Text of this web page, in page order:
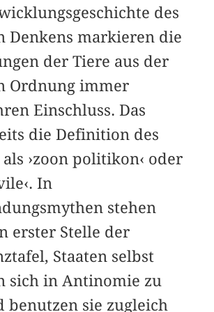
des
Denkens markieren die
der Tiere aus der
Ordnung immer
Einschluss. Das
die Definition des
›zoon politikon‹ oder
In
stehen
erster Stelle der
Staaten selbst
sich in Antinomie zu
benutzen sie zugleich